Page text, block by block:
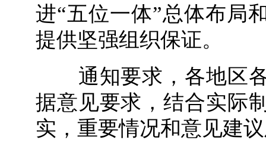
进“五位一体”总体布局
提供坚强组织保证。
通知要求，各地区各
据意见要求，结合实际
实，重要情况和意见建